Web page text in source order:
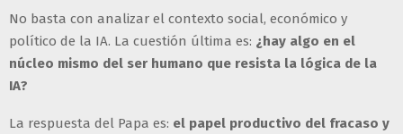
No basta con analizar el contexto social, económico y
político de la IA. La cuestión última es: ¿hay algo en el
núcleo mismo del ser humano que resista la lógica de la
IA?
La respuesta del Papa es: el papel productivo del fracaso y